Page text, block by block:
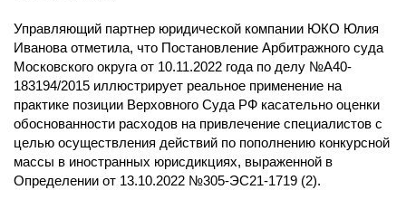
Управляющий партнер юридической компании ЮКО Юлия
Иванова отметила, что Постановление Арбитражного суда
Московского округа от 10.11.2022 года по делу №А40-
183194/2015 иллюстрирует реальное применение на
практике позиции Верховного Суда РФ касательно оценки
обоснованности расходов на привлечение специалистов с
целью осуществления действий по пополнению конкурсной
массы в иностранных юрисдикциях, выраженной в
Определении от 13.10.2022 №305-ЭС21-1719 (2).